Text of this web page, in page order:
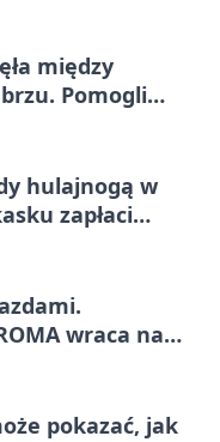
między
Pomogli
hulajnogą w
zapłaci
wraca na
pokazać, jak